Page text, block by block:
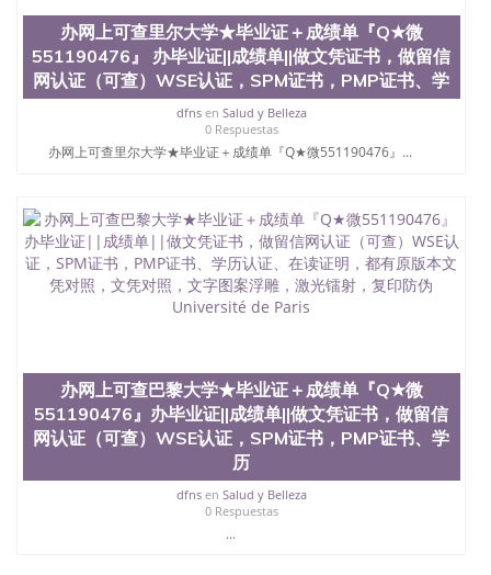
University）圣何塞州立大学毕业证（San Jose State
University）圣何塞州立大学毕业证（San Jose State
University）圣何塞州立大学成绩单（San Jose State
University）圣何塞州立大学成绩单（ San Jose State
University）圣何塞州立大学成绩单（San Jose State
University）成绩单圣何塞州立大学文凭（San Jose
State University）圣何塞州立大学（San Jose State
University）圣何塞州立大学（San Jose State
University）圣何塞州立大学文凭（San Jose State
University）圣何塞州立大学文凭（San Jose State
University）文凭圣何塞州立大学文凭（San Jose
State University）圣何塞州立大学学历（ San Jose
State University）圣何塞州立大学学历（San Jose
University）圣何塞州立大学（San Jose State
University）圣何塞州立大学（San Jose State
University）圣何塞州立大学（San Jose State
University）圣何塞州立大学学位证（San Jose State
University）圣何塞州立大学学位证（San Jose State
University）圣何塞州立大学学位证（San Jose State
University）圣何塞州立大学（San Jose State
University）圣何塞州立大学（San Jose State
办网上可查里尔大学★毕业证＋成绩单『Q★微
551190476』 办毕业证||成绩单||做文凭证书，做留信
网认证（可查）WSE认证，SPM证书，PMP证书、学
dfnsen Salud y Belleza
0 Respuestas
办网上可查里尔大学★毕业证＋成绩单『Q★微551190476』...
办网上可查巴黎大学★毕业证＋成绩单『Q★微
551190476』办毕业证||成绩单||做文凭证书，做留信
网认证（可查）WSE认证，SPM证书，PMP证书、学
历
dfnsen Salud y Belleza
0 Respuestas
...